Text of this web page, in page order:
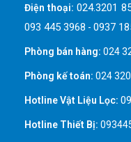
Điện thoại: 024.3201
093 445 3968 - 0937
Phòng bán hàng: 024
Phòng kế toán: 024
Hotline Vật Liệu Lọc:
Hotline Thiết Bị: